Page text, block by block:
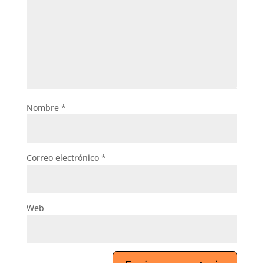
Nombre *
Correo electrónico *
Web